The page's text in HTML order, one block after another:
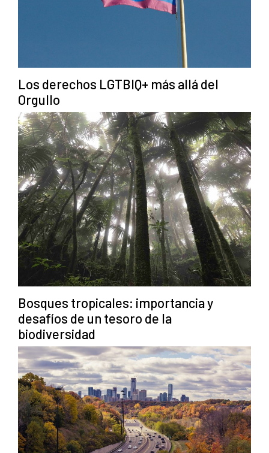
Los derechos LGTBIQ+ más allá del
Orgullo
Bosques tropicales: importancia y
desafíos de un tesoro de la
biodiversidad